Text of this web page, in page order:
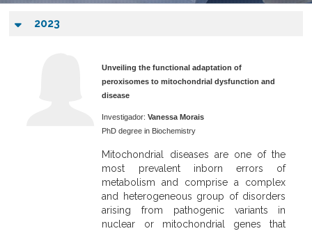
2023
Unveiling the functional adaptation of
peroxisomes to mitochondrial dysfunction and
disease
Investigador: Vanessa Morais
PhD degree in Biochemistry
Mitochondrial diseases are one of the
most prevalent inborn errors of
metabolism and comprise a complex
and heterogeneous group of disorders
arising from pathogenic variants in
nuclear or mitochondrial genes that